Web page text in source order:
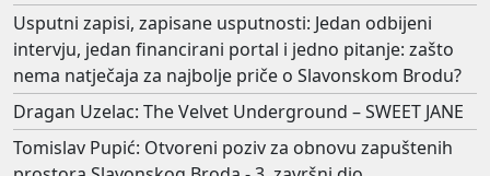
Usputni zapisi, zapisane usputnosti: Jedan odbijeni
intervju, jedan financirani portal i jedno pitanje: zašto
nema natječaja za najbolje priče o Slavonskom Brodu?
Dragan Uzelac: The Velvet Underground – SWEET JANE
Tomislav Pupić: Otvoreni poziv za obnovu zapuštenih